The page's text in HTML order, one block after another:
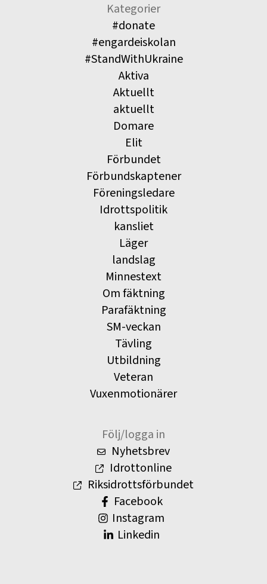
Kategorier
#donate
#engardeiskolan
#StandWithUkraine
Aktiva
Aktuellt
aktuellt
Domare
Elit
Förbundet
Förbundskaptener
Föreningsledare
Idrottspolitik
kansliet
Läger
landslag
Minnestext
Om fäktning
Parafäktning
SM-veckan
Tävling
Utbildning
Veteran
Vuxenmotionärer
Följ/logga in
Nyhetsbrev
Idrottonline
Riksidrottsförbundet
Facebook
Instagram
Linkedin